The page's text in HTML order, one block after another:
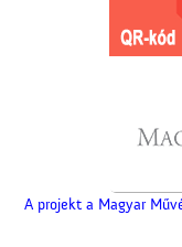
A projekt a Magyar